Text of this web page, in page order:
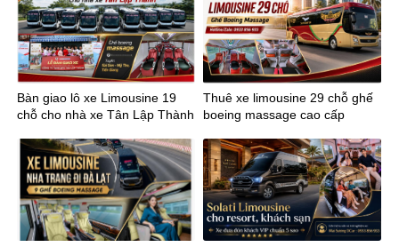
Bàn giao lô xe Limousine 19
chỗ cho nhà xe Tân Lập Thành
Thuê xe limousine 29 chỗ ghế
boeing massage cao cấp